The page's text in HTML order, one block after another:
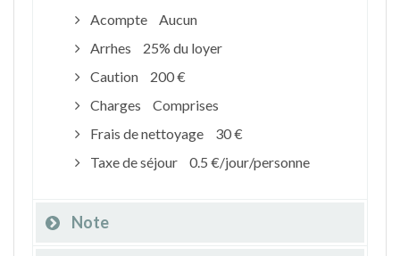
Acompte
Aucun
Arrhes
25% du loyer
Caution
200 €
Charges
Comprises
Frais de nettoyage
30 €
Taxe de séjour
0.5 €/jour/personne
Note